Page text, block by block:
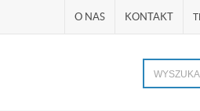
O NAS KONTAKT